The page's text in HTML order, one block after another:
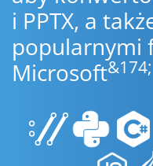
i PPTX, a
popularnymi
Microsoft&174;